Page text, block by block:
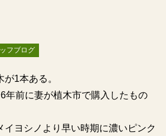
フブログ
1本ある。
年前に妻が植木市で購入したもの
イヨシノより早い時期に濃いピンク